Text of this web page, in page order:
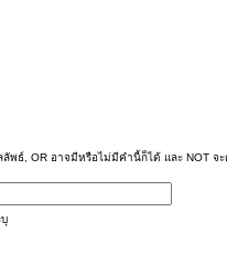
พธ์, OR อาจมีหรือไม่มีคำนี้ก็ได้ และ NOT